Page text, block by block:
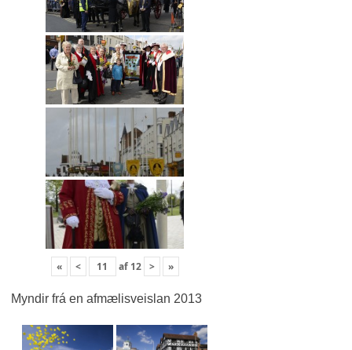
« < af 12 > »
Myndir frá en afmælisveislan 2013